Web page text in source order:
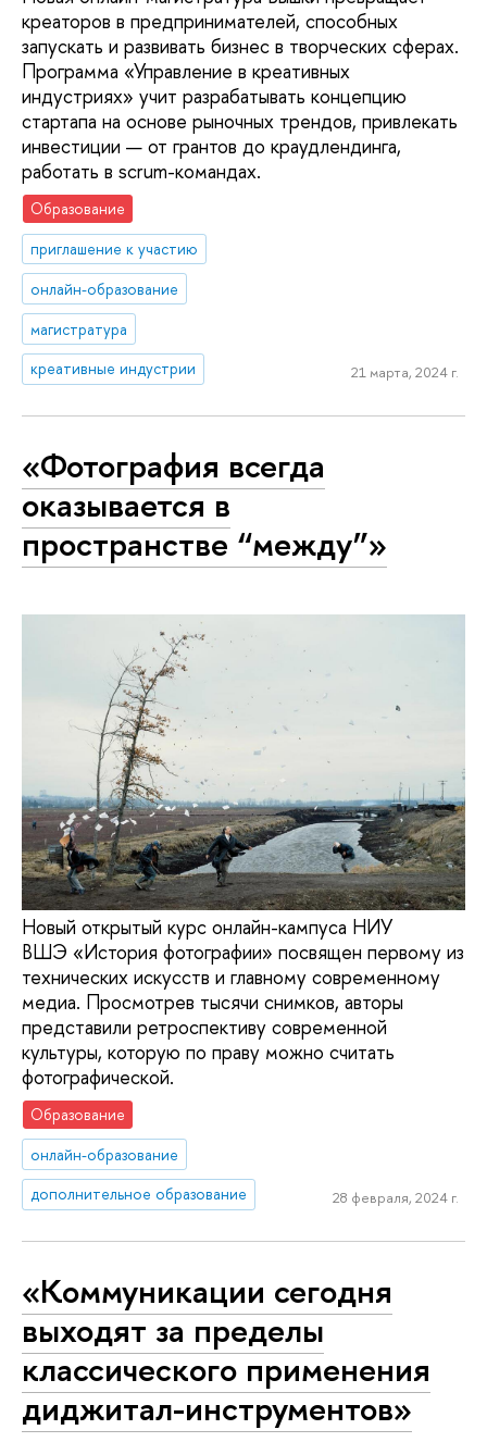
креаторов в предпринимателей, способных
запускать и развивать бизнес в творческих сферах.
Программа «Управление в креативных
индустриях» учит разрабатывать концепцию
стартапа на основе рыночных трендов, привлекать
инвестиции — от грантов до краудлендинга,
работать в scrum-командах.
Образование
приглашение к участию
онлайн-образование
магистратура
креативные индустрии
21 марта, 2024 г.
«Фотография всегда
оказывается в
пространстве “между”»
Новый открытый курс онлайн-кампуса НИУ
ВШЭ «История фотографии» посвящен первому из
технических искусств и главному современному
медиа. Просмотрев тысячи снимков, авторы
представили ретроспективу современной
культуры, которую по праву можно считать
фотографической.
Образование
онлайн-образование
дополнительное образование
28 февраля, 2024 г.
«Коммуникации сегодня
выходят за пределы
классического применения
диджитал-инструментов»